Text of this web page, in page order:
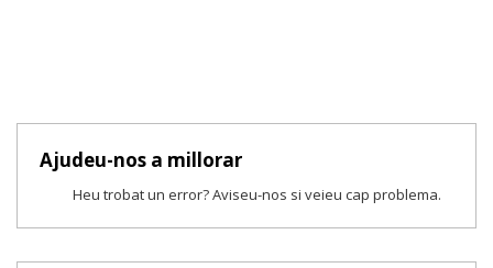
Ajudeu-nos a millorar
Heu trobat un error? Aviseu-nos si veieu cap problema.